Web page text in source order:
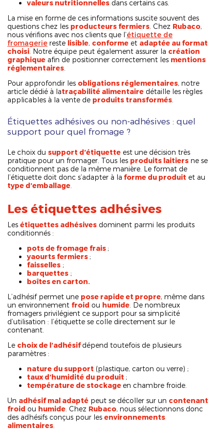
valeurs nutritionnelles dans certains cas.
La mise en forme de ces informations suscite souvent des
questions chez les producteurs fermiers . Chez Rubaco,
nous vérifions avec nos clients que l’étiquette de
fromagerie reste lisible, conforme et adaptée au format
choisi . Notre équipe peut également assurer la création
graphique afin de positionner correctement les mentions
réglementaires
Pour approfondir les obligations réglementaires, notre
article dédié à latraçabilité alimentaire détaille les règles
applicables à la vente de produits transformés
Étiquettes adhésives ou non-adhésives : quel
support pour quel fromage ?
Le choix du support d’étiquette est une décision très
pratique pour un fromager. Tous les produits laitiers ne se
conditionnent pas de la même manière. Le format de
l’étiquette doit donc s’adapter à la forme du produit et au
type d’emballage
Les étiquettes adhésives
Les étiquettes adhésives dominent parmi les produits
conditionnés :
pots de fromage frais ;
yaourts fermiers ;
faisselles ;
barquettes ;
boîtes en carton.
L’adhésif permet une pose rapide et propre, même dans
un environnement froid ou humide . De nombreux
fromagers privilégient ce support pour sa simplicité
d’utilisation : l’étiquette se colle directement sur le
contenant.
Le choix de l’adhésifdépend toutefois de plusieurs
paramètres :
nature du support (plastique, carton ou verre) ;
taux d’humidité du produit ;
température de stockage en chambre froide.
Un adhésif mal adapté peut se décoller sur un contenant
froid ou humide . Chez Rubaco, nous sélectionnons donc
des adhésifs conçus pour les environnements
alimentaires